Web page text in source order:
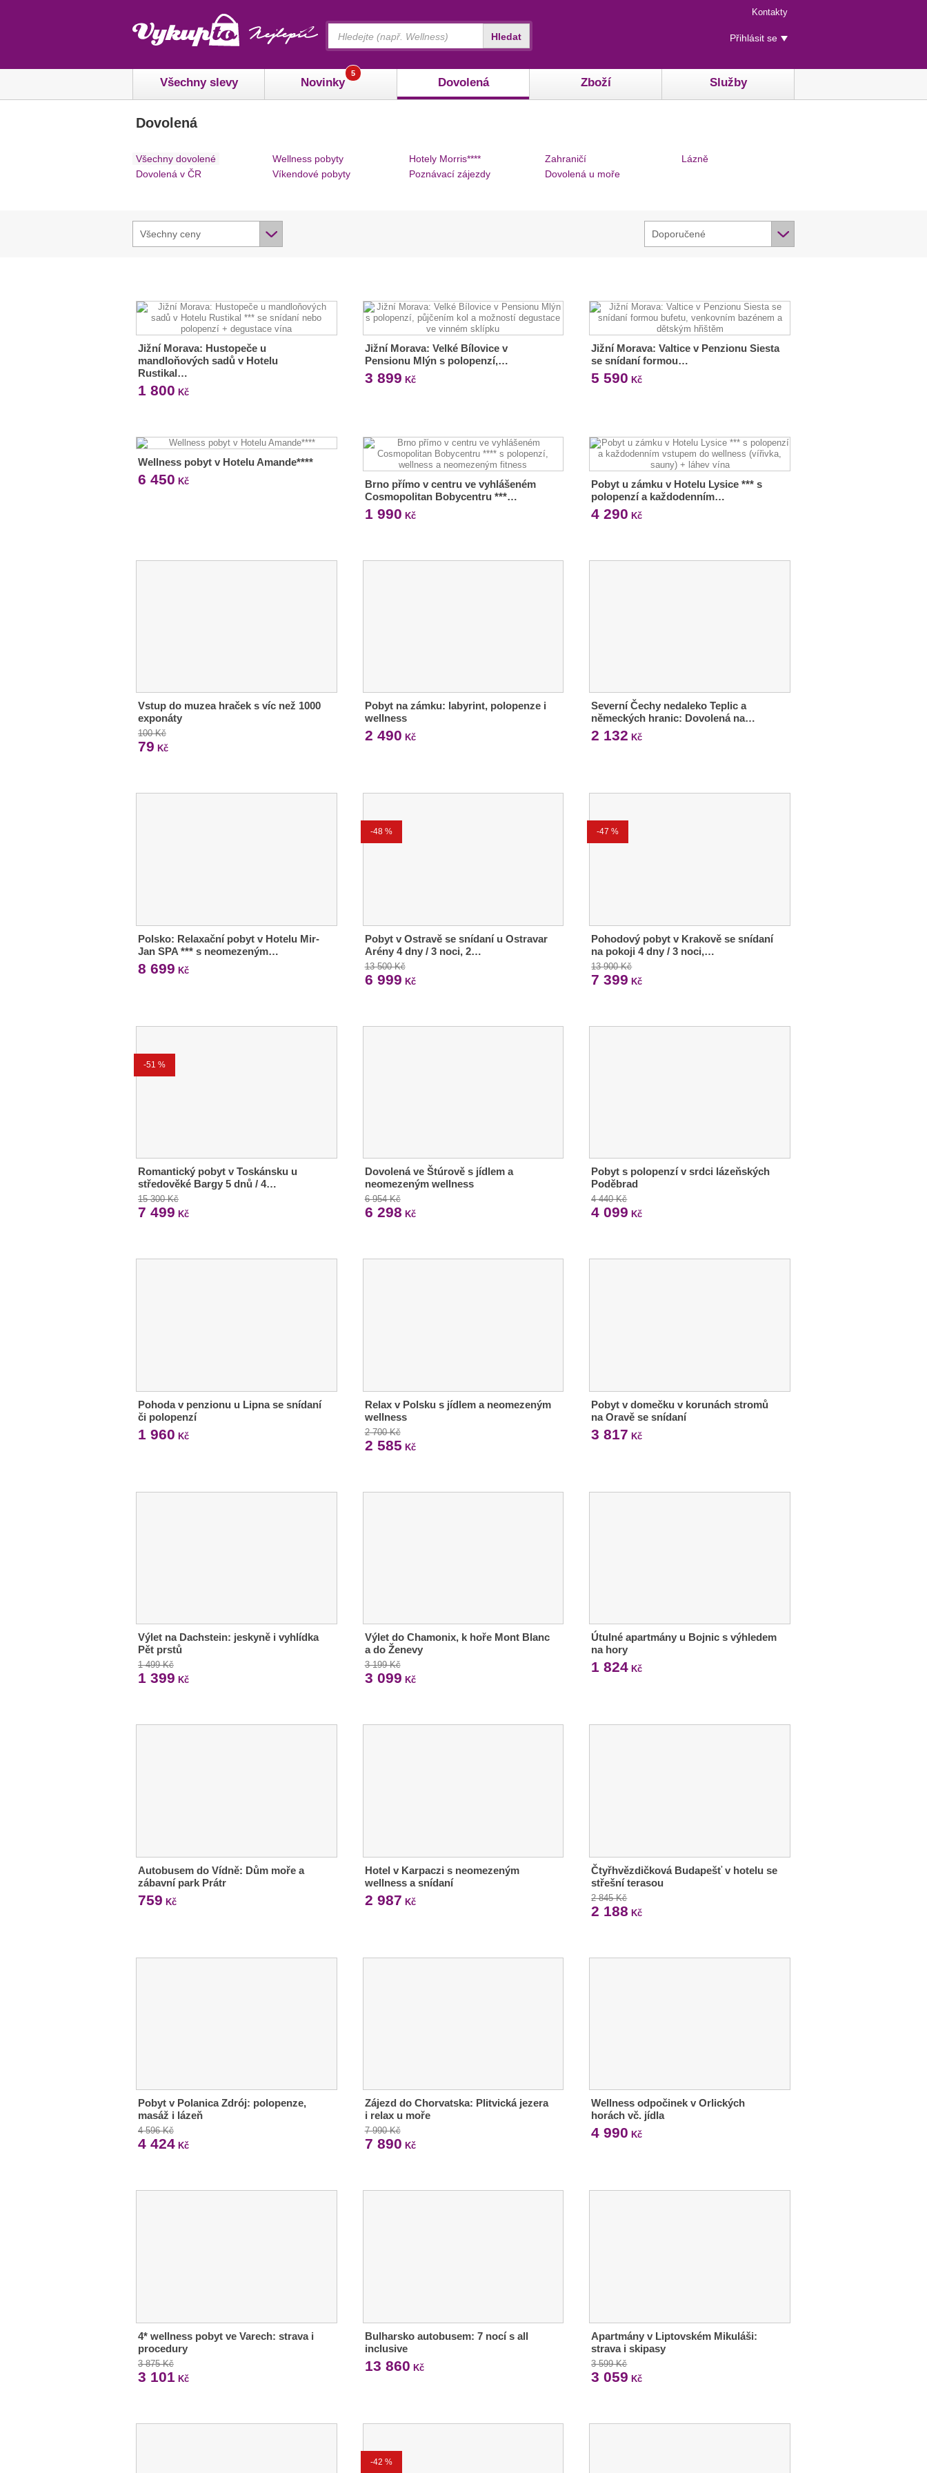
Menu
rychlého
přístupu
Kontakty
Uživatelské
menu
Přihlásit se
Všechny slevy Novinky
5
Dovolená Zboží Služby
Hledat
Dovolená
Všechny dovolené
Dovolená v ČR
Wellness pobyty
Víkendové pobyty
Hotely Morris****
Poznávací zájezdy
Zahraničí
Dovolená u moře
Lázně
Všechny ceny Doporučené
Jižní Morava: Hustopeče u
mandloňových sadů v Hotelu
Rustikal…
1 800 Kč
Jižní Morava: Velké Bílovice v
Pensionu Mlýn s polopenzí,…
3 899 Kč
Jižní Morava: Valtice v Penzionu Siesta
se snídaní formou…
5 590 Kč
Wellness pobyt v Hotelu Amande****
6 450 Kč
Brno přímo v centru ve vyhlášeném
Cosmopolitan Bobycentru ***…
1 990 Kč
Pobyt u zámku v Hotelu Lysice *** s
polopenzí a každodenním…
4 290 Kč
Vstup do muzea hraček s víc než 1000
exponáty
100 Kč
79 Kč
Pobyt na zámku: labyrint, polopenze i
wellness
2 490 Kč
Severní Čechy nedaleko Teplic a
německých hranic: Dovolená na…
2 132 Kč
Polsko: Relaxační pobyt v Hotelu Mir-
Jan SPA *** s neomezeným…
8 699 Kč
-48 %
Pobyt v Ostravě se snídaní u Ostravar
Arény 4 dny / 3 noci, 2…
13 500 Kč
6 999 Kč
-47 %
Pohodový pobyt v Krakově se snídaní
na pokoji 4 dny / 3 noci,…
13 900 Kč
7 399 Kč
-51 %
Romantický pobyt v Toskánsku u
středověké Bargy 5 dnů / 4…
15 300 Kč
7 499 Kč
Dovolená ve Štúrově s jídlem a
neomezeným wellness
6 954 Kč
6 298 Kč
Pobyt s polopenzí v srdci lázeňských
Poděbrad
4 440 Kč
4 099 Kč
Pohoda v penzionu u Lipna se snídaní
či polopenzí
1 960 Kč
Relax v Polsku s jídlem a neomezeným
wellness
2 700 Kč
2 585 Kč
Pobyt v domečku v korunách stromů
na Oravě se snídaní
3 817 Kč
Výlet na Dachstein: jeskyně i vyhlídka
Pět prstů
1 499 Kč
1 399 Kč
Výlet do Chamonix, k hoře Mont Blanc
a do Ženevy
3 199 Kč
3 099 Kč
Útulné apartmány u Bojnic s výhledem
na hory
1 824 Kč
Autobusem do Vídně: Dům moře a
zábavní park Prátr
759 Kč
Hotel v Karpaczi s neomezeným
wellness a snídaní
2 987 Kč
Čtyřhvězdičková Budapešť v hotelu se
střešní terasou
2 845 Kč
2 188 Kč
Pobyt v Polanica Zdrój: polopenze,
masáž i lázeň
4 596 Kč
4 424 Kč
Zájezd do Chorvatska: Plitvická jezera
i relax u moře
7 990 Kč
7 890 Kč
Wellness odpočinek v Orlických
horách vč. jídla
4 990 Kč
4* wellness pobyt ve Varech: strava i
procedury
3 875 Kč
3 101 Kč
Bulharsko autobusem: 7 nocí s all
inclusive
13 860 Kč
Apartmány v Liptovském Mikuláši:
strava i skipasy
3 599 Kč
3 059 Kč
-42 %